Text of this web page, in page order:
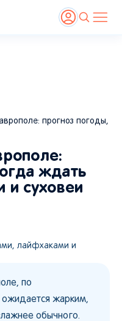
прогноз погоды,
ждать
и суховеи
лайфхаками и
по
жарким,
обычного.